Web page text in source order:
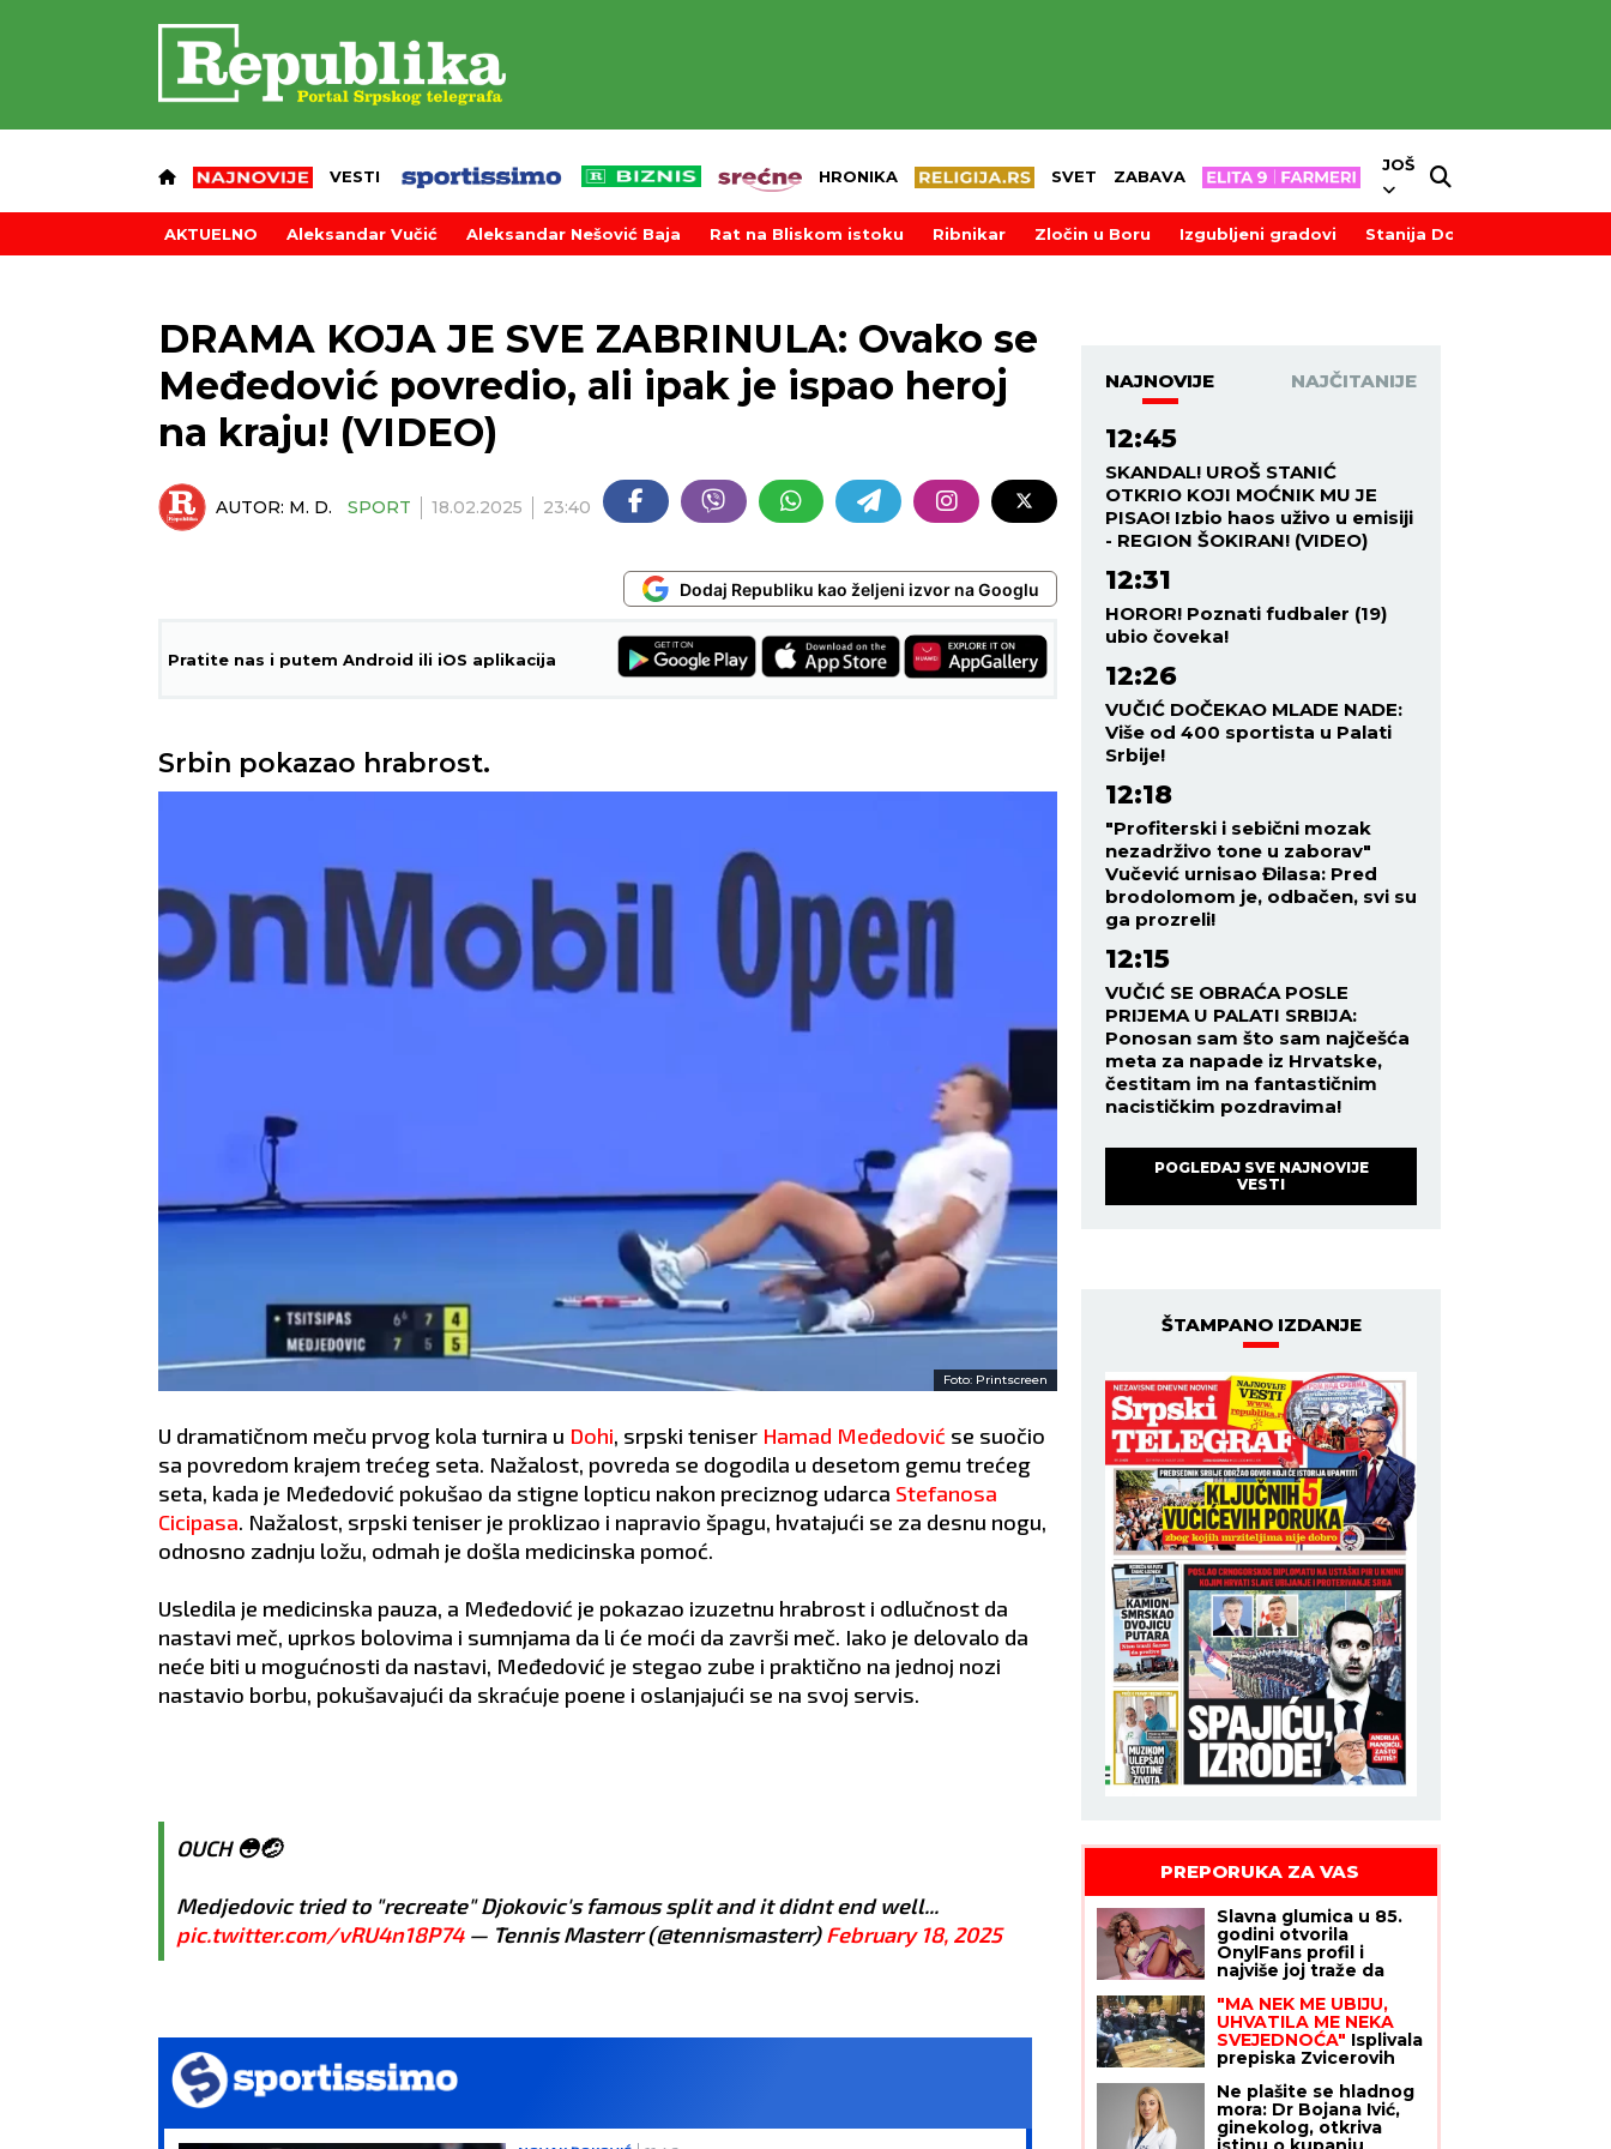
VESTI HRONIKA SVET ZABAVA
JOŠ
AKTUELNO Aleksandar Vučić Aleksandar Nešović Baja Rat na Bliskom istoku Ribnikar Zločin u Boru Izgubljeni gradovi Stanija Dobrojević
DRAMA KOJA JE SVE ZABRINULA: Ovako se
Međedović povredio, ali ipak je ispao heroj
na kraju! (VIDEO)
AUTOR: M. D. SPORT 18.02.2025 23:40
Dodaj Republiku kao željeni izvor na Googlu
Pratite nas i putem Android ili iOS aplikacija
Srbin pokazao hrabrost.
Foto: Printscreen
U dramatičnom meču prvog kola turnira u Dohi, srpski teniser Hamad Međedović se suočio
sa povredom krajem trećeg seta. Nažalost, povreda se dogodila u desetom gemu trećeg
seta, kada je Međedović pokušao da stigne lopticu nakon preciznog udarca Stefanosa
Cicipasa. Nažalost, srpski teniser je proklizao i napravio špagu, hvatajući se za desnu nogu,
odnosno zadnju ložu, odmah je došla medicinska pomoć.
Usledila je medicinska pauza, a Međedović je pokazao izuzetnu hrabrost i odlučnost da
nastavi meč, uprkos bolovima i sumnjama da li će moći da završi meč. Iako je delovalo da
neće biti u mogućnosti da nastavi, Međedović je stegao zube i praktično na jednoj nozi
nastavio borbu, pokušavajući da skraćuje poene i oslanjajući se na svoj servis.
OUCH 😳🤕
Medjedovic tried to "recreate" Djokovic's famous split and it didnt end well...
pic.twitter.com/vRU4n18P74— Tennis Masterr (@tennismasterr)February 18, 2025
NAJNOVIJE NAJČITANIJE
12:45
SKANDAL! UROŠ STANIĆ
OTKRIO KOJI MOĆNIK MU JE
PISAO! Izbio haos uživo u emisiji
- REGION ŠOKIRAN! (VIDEO)
12:31
HOROR! Poznati fudbaler (19)
ubio čoveka!
12:26
VUČIĆ DOČEKAO MLADE NADE:
Više od 400 sportista u Palati
Srbije!
12:18
"Profiterski i sebični mozak
nezadrživo tone u zaborav"
Vučević urnisao Đilasa: Pred
brodolomom je, odbačen, svi su
ga prozreli!
12:15
VUČIĆ SE OBRAĆA POSLE
PRIJEMA U PALATI SRBIJA:
Ponosan sam što sam najčešća
meta za napade iz Hrvatske,
čestitam im na fantastičnim
nacističkim pozdravima!
POGLEDAJ SVE NAJNOVIJE
VESTI
ŠTAMPANO IZDANJE
PREPORUKA ZA VAS
Slavna glumica u 85.
godini otvorila
OnylFans profil i
najviše joj traže da
TELA! "To mnogo ljudi
uzbuđuje", otkrila da
će fanovima ispuniti
želju
"MA NEK ME UBIJU,
UHVATILA ME NEKA
SVEJEDNOĆA" Isplivala
prepiska Zvicerovih
"Čitav me život jure,
nek urade to da
počinem" (FOTO)
Ne plašite se hladnog
mora: Dr Bojana Ivić,
ginekolog, otkriva